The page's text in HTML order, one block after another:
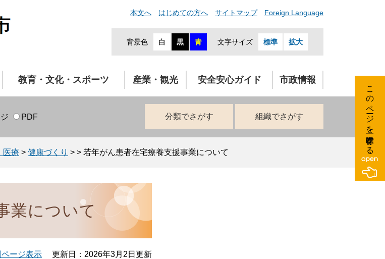
本文へ はじめての方へ サイトマップ Foreign Language
背景色 白 黒 青 文字サイズ 標準 拡大
教育・文化・スポーツ 産業・観光 安全安心ガイド 市政情報
PDF 分類でさがす 組織でさがす
医療 > 健康づくり > > 若年がん患者在宅療養支援事業について
業について
ージ表示 更新日：2026年3月2日更新
このページを一時保存する